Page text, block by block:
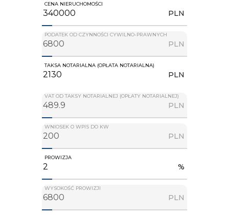
CENA NIERUCHOMOŚCI
PLN
PODATEK OD CZYNNOŚCI CYWILNO-PRAWNYCH
PLN
TAKSA NOTARIALNA (OPŁATA NOTARIALNA)
PLN
VAT OD TAKSY NOTARIALNEJ (OPŁATY NOTARIALNEJ)
PLN
WNIOSEK O WPIS DO KW
PLN
PROWIZJA
%
WYSOKOŚĆ PROWIZJI
PLN